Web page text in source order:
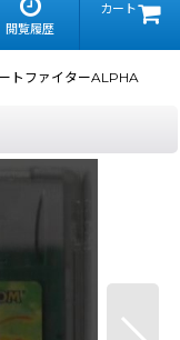
閲覧履歴
カート
トファイターALPHA